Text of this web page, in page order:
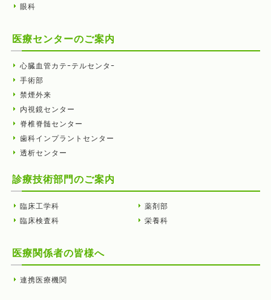
眼科
医療センターのご案内
心臓血管カテｰテルセンタｰ
手術部
禁煙外来
内視鏡センター
脊椎脊髄センター
歯科インプラントセンター
透析センター
診療技術部門のご案内
臨床工学科
臨床検査科
薬剤部
栄養科
医療関係者の皆様へ
連携医療機関